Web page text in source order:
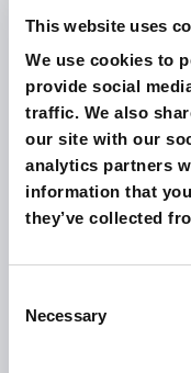
This website uses
We use cookies to
provide social
traffic. We also
our site with our
analytics partners
information that
they’ve collected
Selection
Necessary